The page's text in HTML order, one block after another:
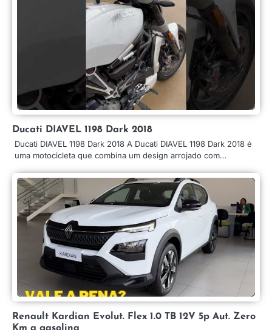
Ducati DIAVEL 1198 Dark 2018
Ducati DIAVEL 1198 Dark 2018 A Ducati DIAVEL 1198 Dark 2018 é
uma motocicleta que combina um design arrojado com…
Renault Kardian Evolut. Flex 1.0 TB 12V 5p Aut. Zero